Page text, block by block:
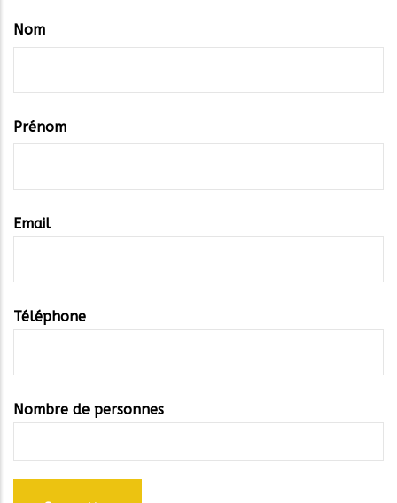
coordonnées
Nom
Prénom
Email
Téléphone
Nombre de personnes